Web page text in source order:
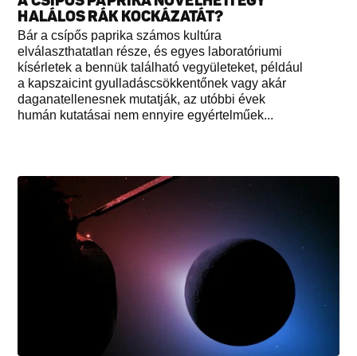
HALÁLOS RÁK KOCKÁZATÁT?
Bár a csípős paprika számos kultúra
elválaszthatatlan része, és egyes laboratóriumi
kísérletek a bennük található vegyületeket, például
a kapszaicint gyulladáscsökkentőnek vagy akár
daganatellenesnek mutatják, az utóbbi évek
humán kutatásai nem ennyire egyértelműek...